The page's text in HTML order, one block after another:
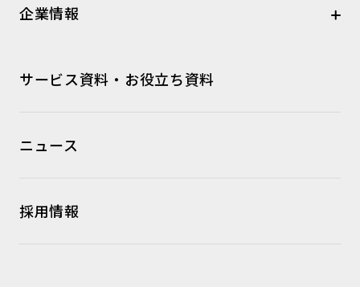
企業情報
サービス資料・お役立ち資料
ニュース
採用情報